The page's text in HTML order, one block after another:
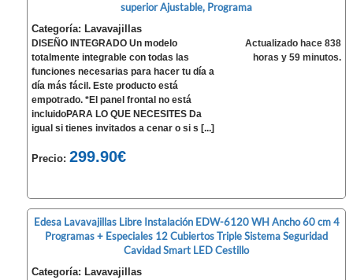
superior Ajustable, Programa
Categoría: Lavavajillas
DISEÑO INTEGRADO Un modelo
totalmente integrable con todas las
funciones necesarias para hacer tu día a
día más fácil. Este producto está
empotrado. *El panel frontal no está
incluidoPARA LO QUE NECESITES Da
igual si tienes invitados a cenar o si s [...]
Precio:299.90€
Actualizado hace 838
horas y 59 minutos.
Edesa Lavavajillas Libre Instalación EDW-6120 WH Ancho 60 cm 4
Programas + Especiales 12 Cubiertos Triple Sistema Seguridad
Cavidad Smart LED Cestillo
Categoría: Lavavajillas